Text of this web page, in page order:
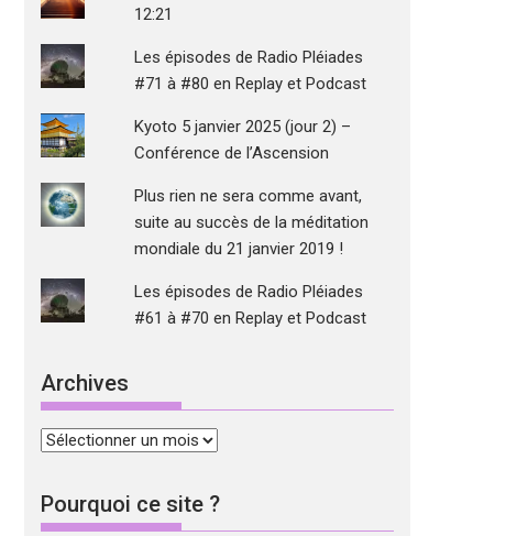
12:21
Les épisodes de Radio Pléiades
#71 à #80 en Replay et Podcast
Kyoto 5 janvier 2025 (jour 2) –
Conférence de l’Ascension
Plus rien ne sera comme avant,
suite au succès de la méditation
mondiale du 21 janvier 2019 !
Les épisodes de Radio Pléiades
#61 à #70 en Replay et Podcast
Archives
Archives
Pourquoi ce site ?